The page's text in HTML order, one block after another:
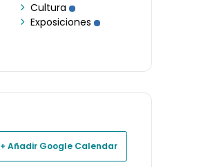
Cultura
Exposiciones
+ Añadir Google Calendar